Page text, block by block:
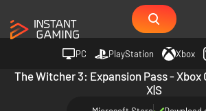
PC PlayStation Xbox
The Witcher 3: Expansion Pass - Xbox
X|S